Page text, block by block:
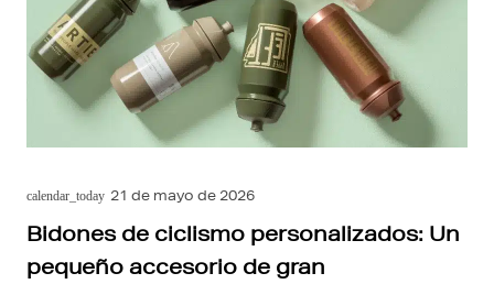
calendar_today 21 de mayo de 2026
Bidones de ciclismo personalizados: Un
pequeño accesorio de gran